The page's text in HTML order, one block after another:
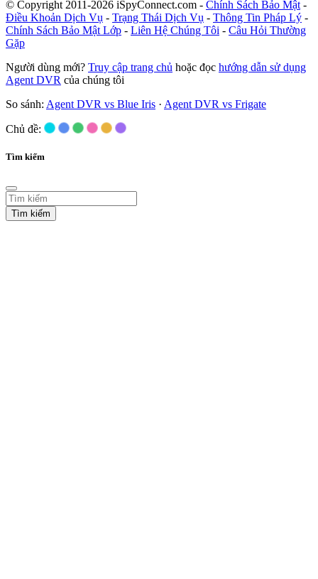
© Copyright 2011-2026 iSpyConnect.com - Chính Sách Bảo Mật -
Điều Khoản Dịch Vụ - Trạng Thái Dịch Vụ - Thông Tin Pháp Lý -
Chính Sách Bảo Mật Lớp - Liên Hệ Chúng Tôi - Câu Hỏi Thường
Gặp
Người dùng mới? Truy cập trang chủ hoặc đọc hướng dẫn sử dụng
Agent DVR của chúng tôi
So sánh: Agent DVR vs Blue Iris · Agent DVR vs Frigate
Chủ đề:
Tìm kiếm
Tìm kiếm